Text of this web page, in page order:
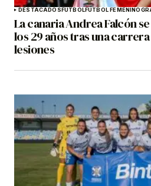
DESTACADOS FÚTBOLFÚTBOL FEMENINO
La canaria Andrea Falcón
los 29 años tras una
lesiones